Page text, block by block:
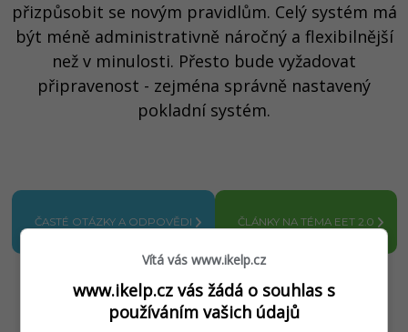
přizpůsobit se novým pravidlům. Celý systém má
být méně administrativně náročný a flexibilnější
než v minulosti. Přesto bude vyžadovat
připravenost - zejména správně nastavený
pokladní systém.
ČASTÉ OTÁZKY A ODPOVĚDI ČLÁNKY NA TÉMA EET 2.0
Vítá vás www.ikelp.cz
www.ikelp.cz vás žádá o souhlas s
používáním vašich údajů